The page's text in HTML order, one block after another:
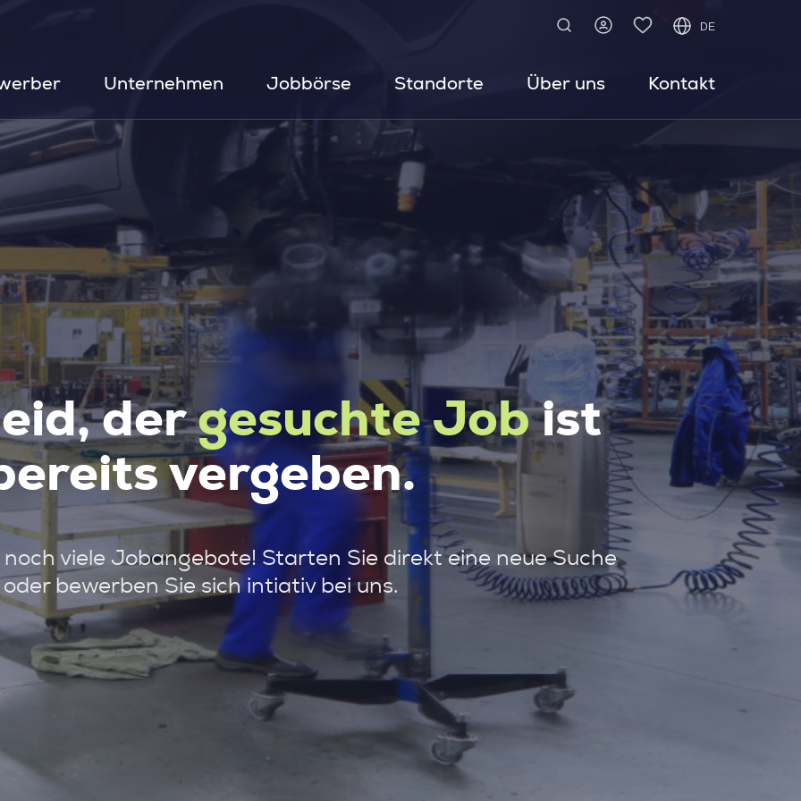
DE
Unternehmen Jobbörse Standorte Über uns Kontakt
dergesuchte Jobist
vergeben.
viele Jobangebote! Starten Sie direkt eine neue Suche
oder bewerben Sie sich intiativ bei uns.